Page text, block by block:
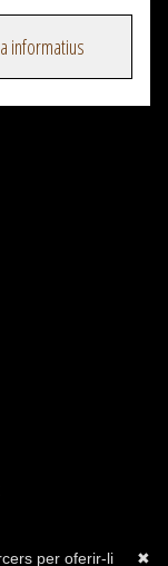
informatius
✖
per oferir-li